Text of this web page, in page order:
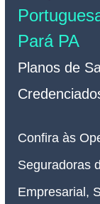
Pará PA
Planos de
Confira às
Seguradoras
Empresarial,